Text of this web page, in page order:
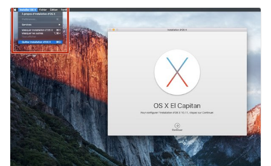
Agregar Comentario
Publicar comentario